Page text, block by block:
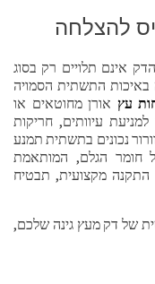
להצלחה
אינם תלויים רק בסוג
באיכות התשתית הסמויה
עץ אורן מחוטאים או
עיוותים, חריקות
נכונים בתשתית תמנע
חומר הגלם, המותאמת
התקנה מקצועית, תבטיח
של דק מעץ גינה שלכם,